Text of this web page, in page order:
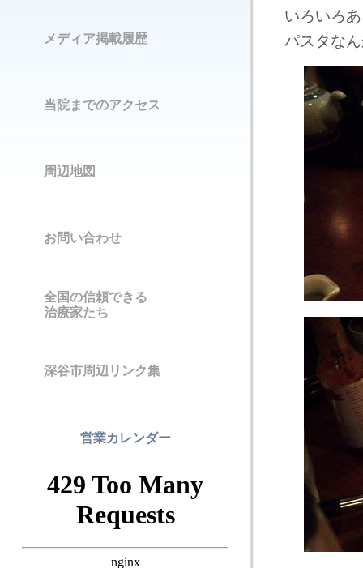
いろいろ
パスタな
メディア掲載履歴
当院までのアクセス
周辺地図
お問い合わせ
全国の信頼できる
治療家たち
深谷市周辺リンク集
営業カレンダー